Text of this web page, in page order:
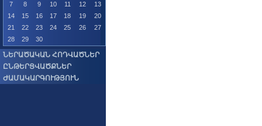
7
8 9 10 11 12
13
14
15 16 17 18 19
20
21
22 23 24 25 26
27
28
29 30
ՆԵՐԱԾԱԿԱՆ ՀՈԴՎԱԾՆԵՐ
ԸՆԹԵՐՑՎԱԾՔՆԵՐ
ԺԱՄԱԿԱՐԳՈՒԹՅՈՒՆ